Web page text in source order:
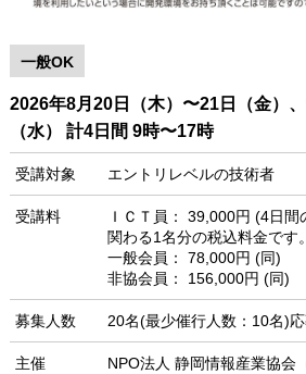
一般OK
2026年8月20日（木）〜21日（金）
（水） 計4日間 9時〜17時
受講対象 エントリレベルの技術者
受講料
ＩＣＴ員： 39,000円 (4日
関わる1名分の税込料金です
一般会員： 78,000円 (同)
非協会員： 156,000円 (同)
募集人数 20名(最少催行人数：10名)
主催
NPO法人 静岡情報産業協会